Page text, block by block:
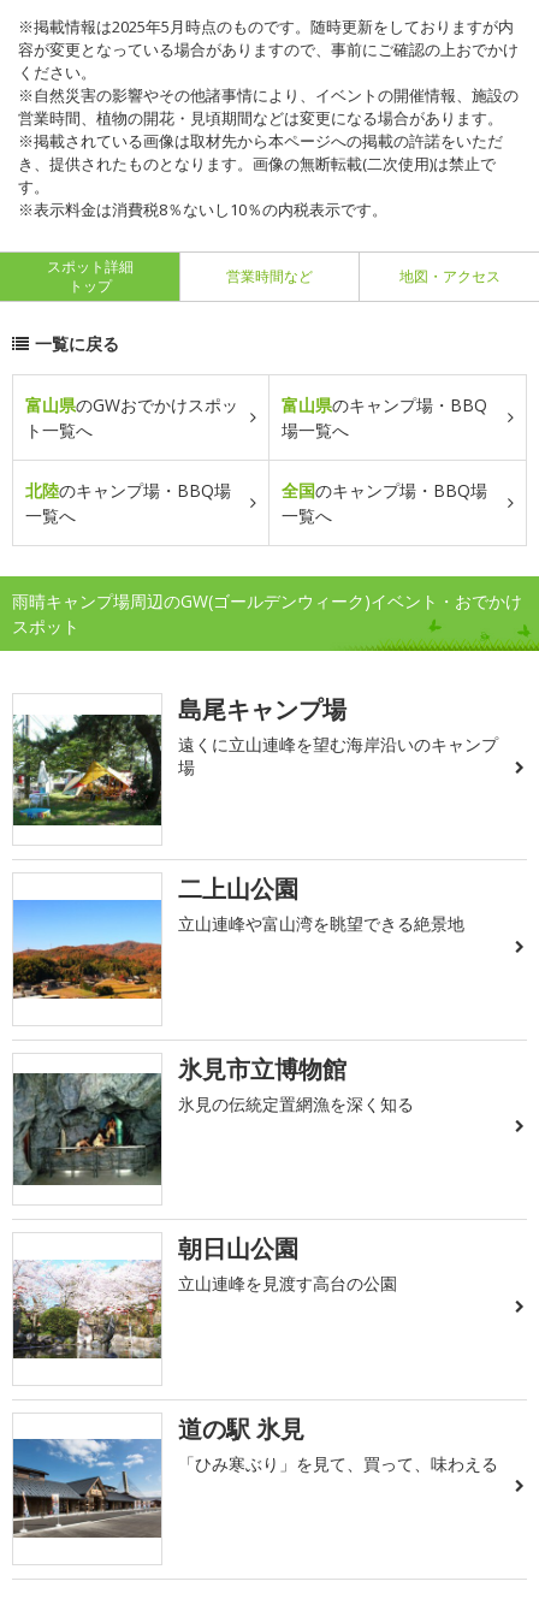
※掲載情報は2025年5月時点のものです。随時更新をしておりますが内
容が変更となっている場合がありますので、事前にご確認の上おでかけ
ください。
※自然災害の影響やその他諸事情により、イベントの開催情報、施設の
営業時間、植物の開花・見頃期間などは変更になる場合があります。
※掲載されている画像は取材先から本ページへの掲載の許諾をいただ
き、提供されたものとなります。画像の無断転載(二次使用)は禁止で
す。
※表示料金は消費税8％ないし10％の内税表示です。
スポット詳細
トップ
営業時間など 地図・アクセス
一覧に戻る
富山県のGWおでかけスポッ
ト一覧へ
富山県のキャンプ場・BBQ
場一覧へ
北陸のキャンプ場・BBQ場
一覧へ
全国のキャンプ場・BBQ場
一覧へ
雨晴キャンプ場周辺のGW(ゴールデンウィーク)イベント・おでかけ
スポット
島尾キャンプ場
遠くに立山連峰を望む海岸沿いのキャンプ
場
二上山公園
立山連峰や富山湾を眺望できる絶景地
氷見市立博物館
氷見の伝統定置網漁を深く知る
朝日山公園
立山連峰を見渡す高台の公園
道の駅 氷見
「ひみ寒ぶり」を見て、買って、味わえる